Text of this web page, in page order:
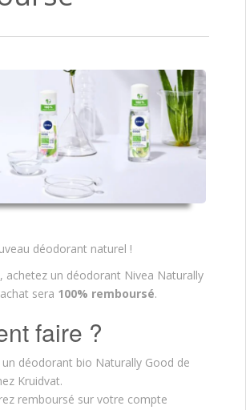
déodorant naturel !
achetez un déodorant Nivea Naturally
sera 100% remboursé.
faire ?
déodorant bio Naturally Good de
Kruidvat.
remboursé sur votre compte